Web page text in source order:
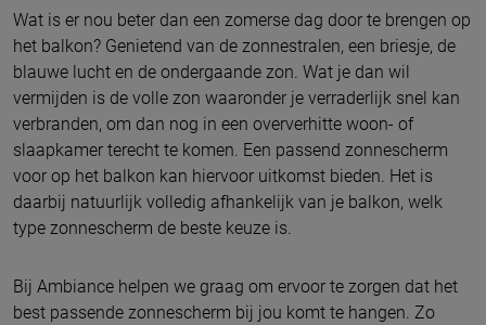
Wat is er nou beter dan een zomerse dag door te brengen op
het balkon? Genietend van de zonnestralen, een briesje, de
blauwe lucht en de ondergaande zon. Wat je dan wil
vermijden is de volle zon waaronder je verraderlijk snel kan
verbranden, om dan nog in een oververhitte woon- of
slaapkamer terecht te komen. Een passend zonnescherm
voor op het balkon kan hiervoor uitkomst bieden. Het is
daarbij natuurlijk volledig afhankelijk van je balkon, welk
type zonnescherm de beste keuze is.
Bij Ambiance helpen we graag om ervoor te zorgen dat het
best passende zonnescherm bij jou komt te hangen. Zo